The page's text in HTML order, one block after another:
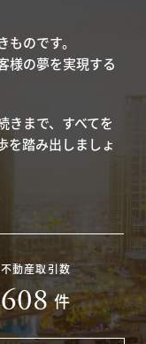
のです。
様の夢を実現する
きまで、すべてを
を踏み出しましょ
不動産取引数
608 件